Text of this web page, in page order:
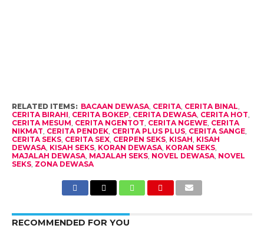
RELATED ITEMS: BACAAN DEWASA, CERITA, CERITA BINAL,
CERITA BIRAHI, CERITA BOKEP, CERITA DEWASA, CERITA HOT,
CERITA MESUM, CERITA NGENTOT, CERITA NGEWE, CERITA
NIKMAT, CERITA PENDEK, CERITA PLUS PLUS, CERITA SANGE,
CERITA SEKS, CERITA SEX, CERPEN SEKS, KISAH, KISAH
DEWASA, KISAH SEKS, KORAN DEWASA, KORAN SEKS,
MAJALAH DEWASA, MAJALAH SEKS, NOVEL DEWASA, NOVEL
SEKS, ZONA DEWASA
RECOMMENDED FOR YOU